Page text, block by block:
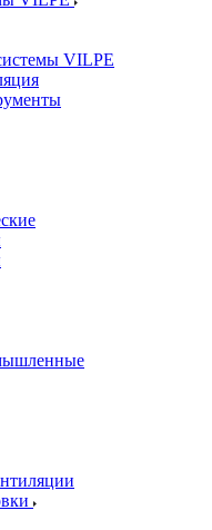
VILPE